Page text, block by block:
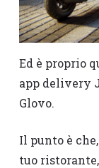
Ed è proprio
app delivery
Glovo.
Il punto è
tuo